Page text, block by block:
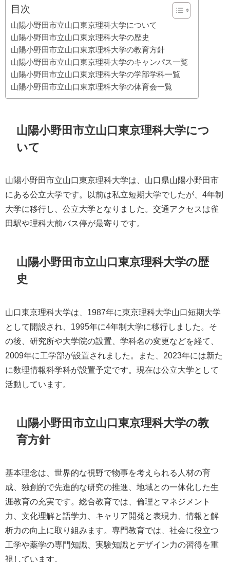
目次
山陽小野田市立山口東京理科大学について
山陽小野田市立山口東京理科大学の歴史
山陽小野田市立山口東京理科大学の教育方針
山陽小野田市立山口東京理科大学のキャンパス一覧
山陽小野田市立山口東京理科大学の学部学科一覧
山陽小野田市立山口東京理科大学の体育会一覧
山陽小野田市立山口東京理科大学につ
いて
山陽小野田市立山口東京理科大学は、山口県山陽小野田市
にある公立大学です。以前は私立短期大学でしたが、4年制
大学に移行し、公立大学となりました。交通アクセスは雀
田駅や理科大前バス停が最寄りです。
山陽小野田市立山口東京理科大学の歴
史
山口東京理科大学は、1987年に東京理科大学山口短期大学
として開設され、1995年に4年制大学に移行しました。そ
の後、研究所や大学院の設置、学科名の変更などを経て、
2009年に工学部が設置されました。また、2023年には新た
に数理情報科学科が設置予定です。現在は公立大学として
活動しています。
山陽小野田市立山口東京理科大学の教
育方針
基本理念は、世界的な視野で物事を考えられる人材の育
成、独創的で先進的な研究の推進、地域との一体化した生
涯教育の充実です。総合教育では、倫理とマネジメント
力、文化理解と語学力、キャリア開発と表現力、情報と解
析力の向上に取り組みます。専門教育では、社会に役立つ
工学や薬学の専門知識、実験知識とデザイン力の習得を重
視しています。